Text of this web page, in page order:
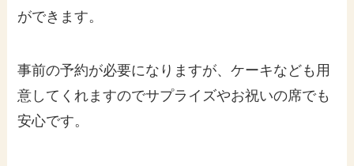
ができます。
事前の予約が必要になりますが、ケーキなども用
意してくれますのでサプライズやお祝いの席でも
安心です。